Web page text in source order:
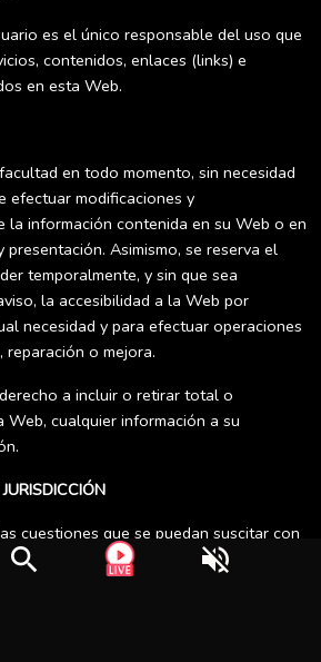
es el único responsable del uso que
contenidos, enlaces (links) e
en esta Web.
en todo momento, sin necesidad
efectuar modificaciones y
la información contenida en su Web o en
Asimismo, se reserva el
temporalmente, y sin que sea
la accesibilidad a la Web por
necesidad y para efectuar operaciones
reparación o mejora.
a incluir o retirar total o
Web, cualquier información a su
cuestiones que se puedan suscitar con
ejecución o eventual
search volume_off